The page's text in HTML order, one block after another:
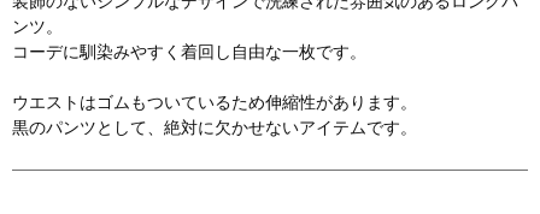
ンツ。
コーデに馴染みやすく着回し自由な一枚です。
ウエストはゴムもついているため伸縮性があります。
黒のパンツとして、絶対に欠かせないアイテムです。